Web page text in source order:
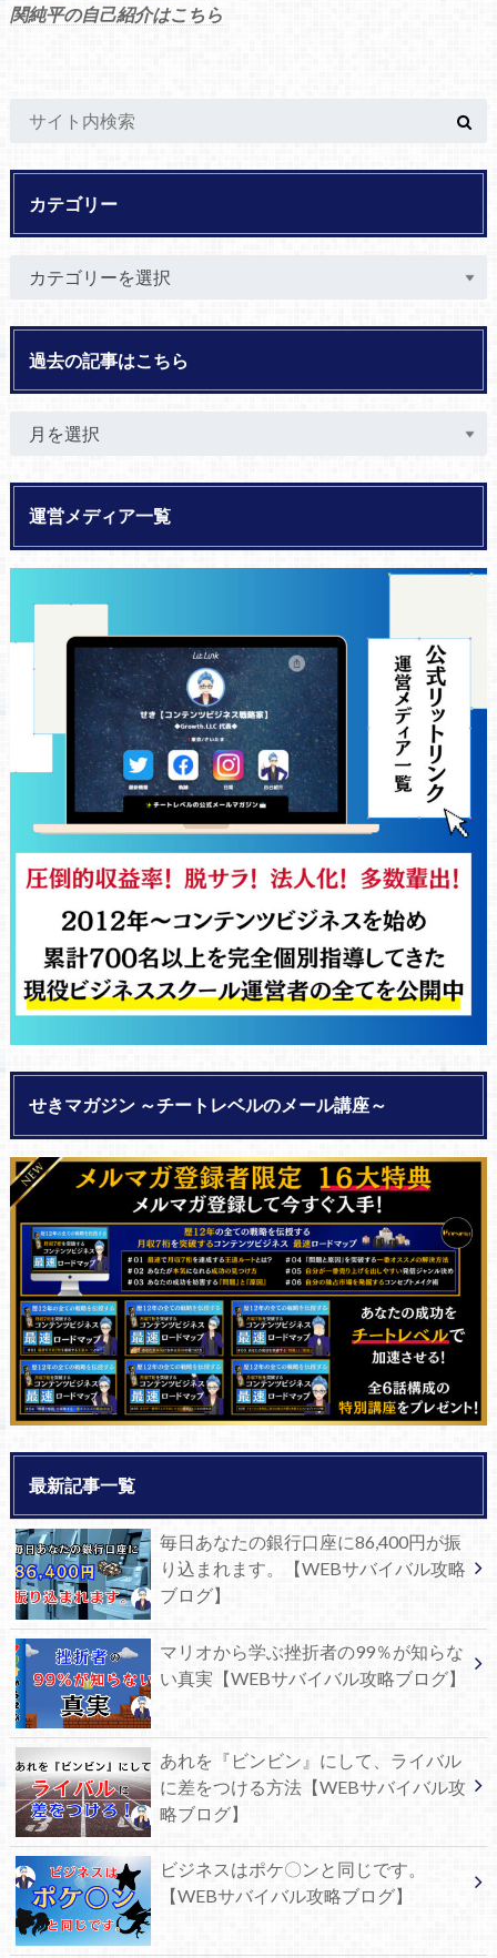
関純平の自己紹介はこちら
カテゴリー
過去の記事はこちら
運営メディア一覧
せきマガジン ～チートレベルのメール講座～
最新記事一覧
毎日あなたの銀行口座に86,400円が振
り込まれます。【WEBサバイバル攻略
ブログ】
マリオから学ぶ挫折者の99％が知らな
い真実【WEBサバイバル攻略ブログ】
あれを『ビンビン』にして、ライバル
に差をつける方法【WEBサバイバル攻
略ブログ】
ビジネスはポケ〇ンと同じです。
【WEBサバイバル攻略ブログ】